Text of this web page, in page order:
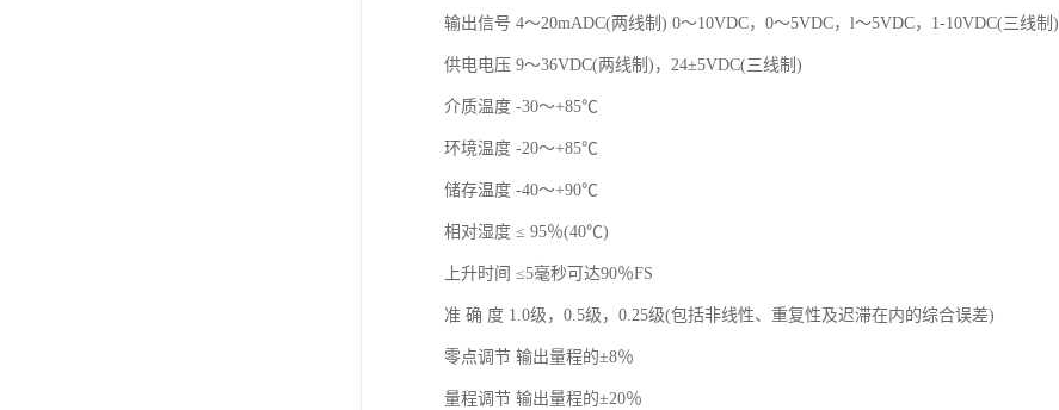
输出信号 4～20mADC(两线制) 0～10VDC，0～5VDC，l～5VDC，1-10VDC(三线制)
供电电压 9～36VDC(两线制)，24±5VDC(三线制)
介质温度 -30～+85℃
环境温度 -20～+85℃
储存温度 -40～+90℃
相对湿度 ≤ 95％(40℃)
上升时间 ≤5毫秒可达90％FS
准 确 度 1.0级，0.5级，0.25级(包括非线性、重复性及迟滞在内的综合误差)
零点调节 输出量程的±8％
量程调节 输出量程的±20％